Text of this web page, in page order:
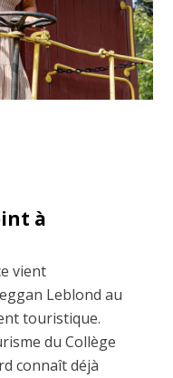
à
vient
Leblond au
touristique.
du Collège
connaît déjà